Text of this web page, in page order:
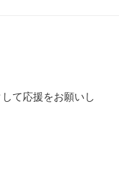
て応援をお願いし